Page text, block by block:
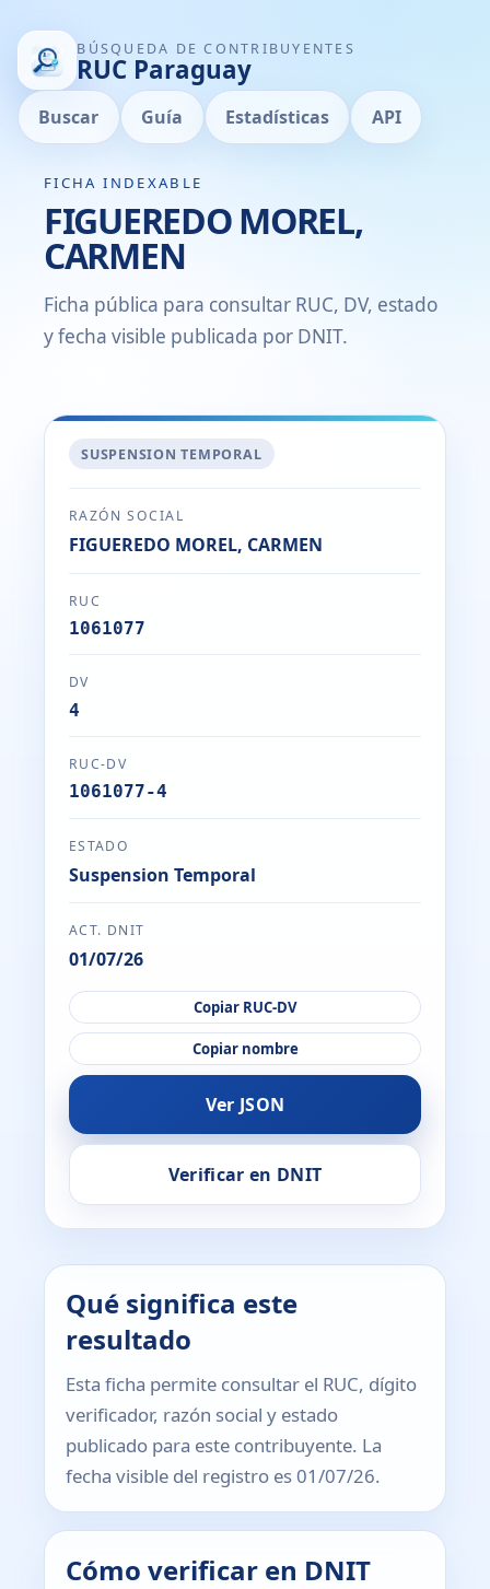
BÚSQUEDA DE CONTRIBUYENTES
RUC Paraguay
Buscar Guía Estadísticas API
FICHA INDEXABLE
FIGUEREDO MOREL,
CARMEN
Ficha pública para consultar RUC, DV, estado
y fecha visible publicada por DNIT.
SUSPENSION TEMPORAL
RAZÓN SOCIAL
FIGUEREDO MOREL, CARMEN
RUC
1061077
DV
4
RUC-DV
1061077-4
ESTADO
Suspension Temporal
ACT. DNIT
01/07/26
Copiar RUC-DV
Copiar nombre
Ver JSON
Verificar en DNIT
Qué significa este
resultado
Esta ficha permite consultar el RUC, dígito
verificador, razón social y estado
publicado para este contribuyente. La
fecha visible del registro es 01/07/26.
Cómo verificar en DNIT